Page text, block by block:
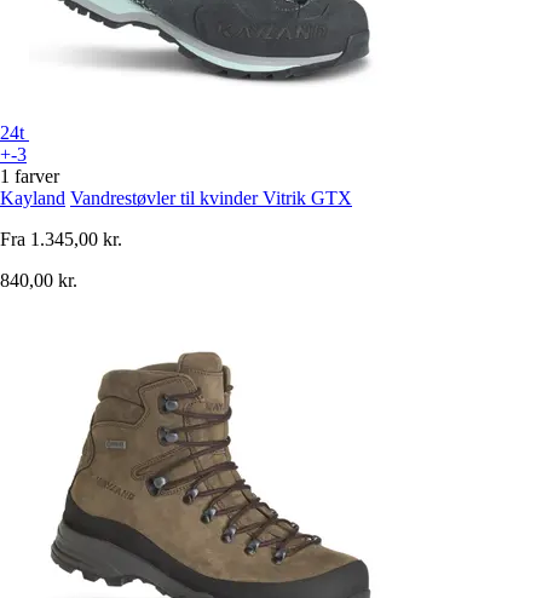
24t
+-3
1 farver
Kayland Vandrestøvler til kvinder Vitrik GTX
Fra 1.345,00 kr.
840,00 kr.